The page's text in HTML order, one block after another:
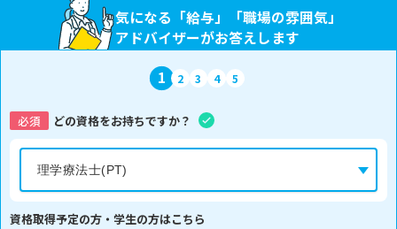
気になる「給与」「職場の雰囲気」
アドバイザーがお答えします
1 2 3 4 5
必須 どの資格をお持ちですか？
資格取得予定の方・学生の方はこちら